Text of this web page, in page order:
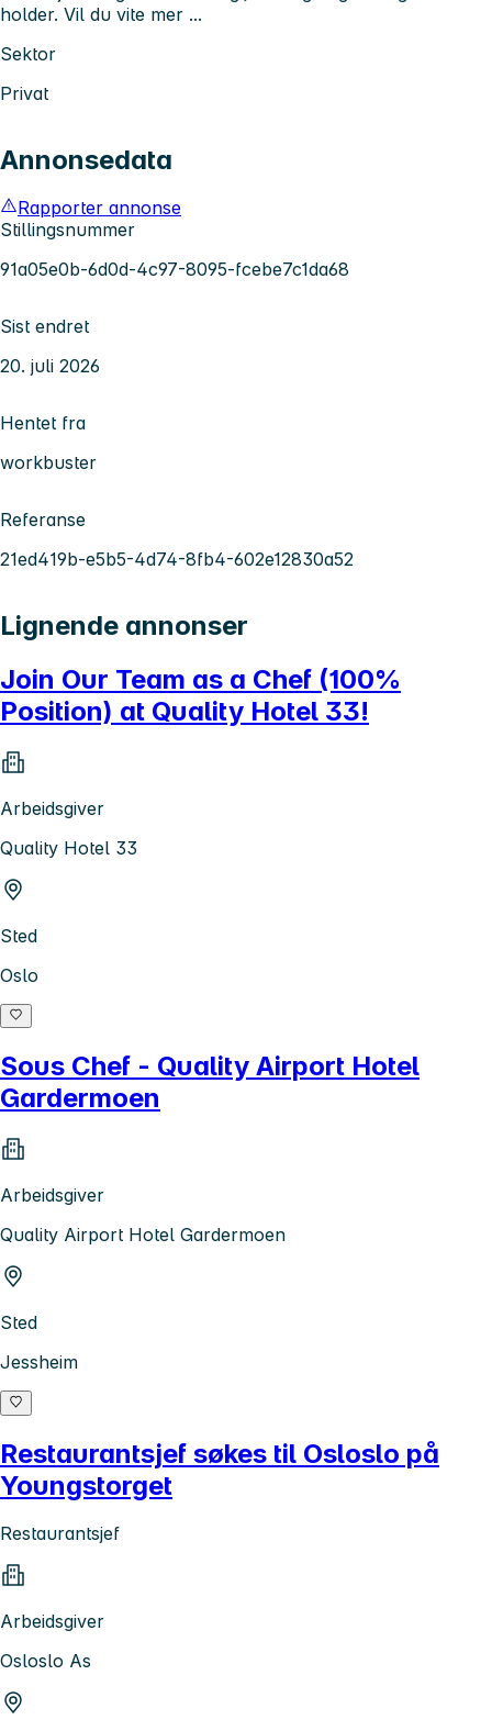
holder. Vil du vite mer ...
Sektor
Privat
Annonsedata
Rapporter annonse
Stillingsnummer
91a05e0b-6d0d-4c97-8095-fcebe7c1da68
Sist endret
20. juli 2026
Hentet fra
workbuster
Referanse
21ed419b-e5b5-4d74-8fb4-602e12830a52
Lignende annonser
Join Our Team as a Chef (100%
Position) at Quality Hotel 33!
Arbeidsgiver
Quality Hotel 33
Sted
Oslo
Sous Chef - Quality Airport Hotel
Gardermoen
Arbeidsgiver
Quality Airport Hotel Gardermoen
Sted
Jessheim
Restaurantsjef søkes til Osloslo på
Youngstorget
Restaurantsjef
Arbeidsgiver
Osloslo As